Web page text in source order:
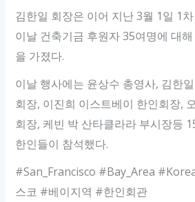
김한일 회장은 이어 지난 3월 1일 1
이날 건축기금 후원자 35여명에 대
을 가졌다.
이날 행사에는 윤상수 총영사, 김한
회장, 이진희 이스트베이 한인회장,
회장, 케빈 박 산타클라라 부시장등
한인들이 참석했다.
#San_Francisco #Bay_Area
스코 #베이지역 #한인회관